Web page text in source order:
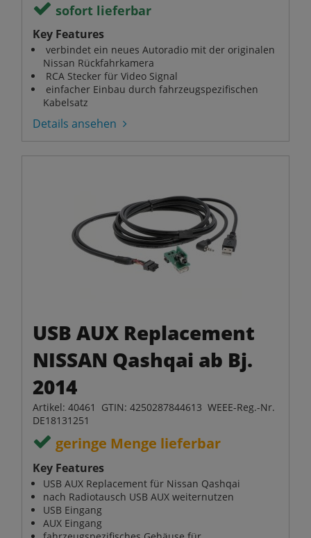
sofort lieferbar
Key Features
verbindet ein neues Autoradio mit der originalen
Nissan Rückfahrkamera
RCA Stecker für Video Signal
einfacher Einbau durch fahrzeugspezifischen
Kabelsatz
Details ansehen
USB AUX Replacement
NISSAN Qashqai ab Bj.
2014
Artikel: 40461 GTIN: 4250287844613 WEEE-Reg.-Nr.
DE18131251
geringe Menge lieferbar
Key Features
USB AUX Replacement für Nissan Qashqai
nach Radiotausch USB AUX weiternutzen
USB Eingang
AUX Eingang